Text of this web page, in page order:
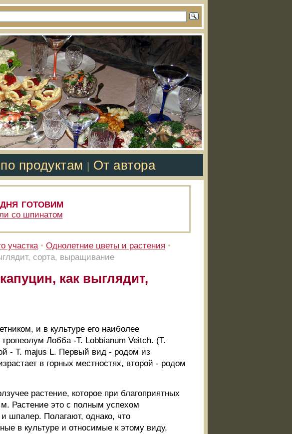
продуктам От автора
готовим
со шпинатом
участка • Однолетние цветы и растения •
сорта, выращивание
как выглядит,
и в культуре его наиболее
Лобба -Т. Lobbianum Veitch. (Т.
- Т. majus L. Первый вид - родом из
в горных местностях, второй - родом
растение, которое при благоприятных
Растение это с полным успехом
шпалер. Полагают, однако, что
в культуре и относимые к этому виду,